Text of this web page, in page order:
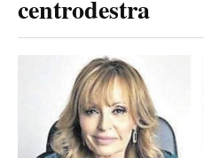
centrodestra